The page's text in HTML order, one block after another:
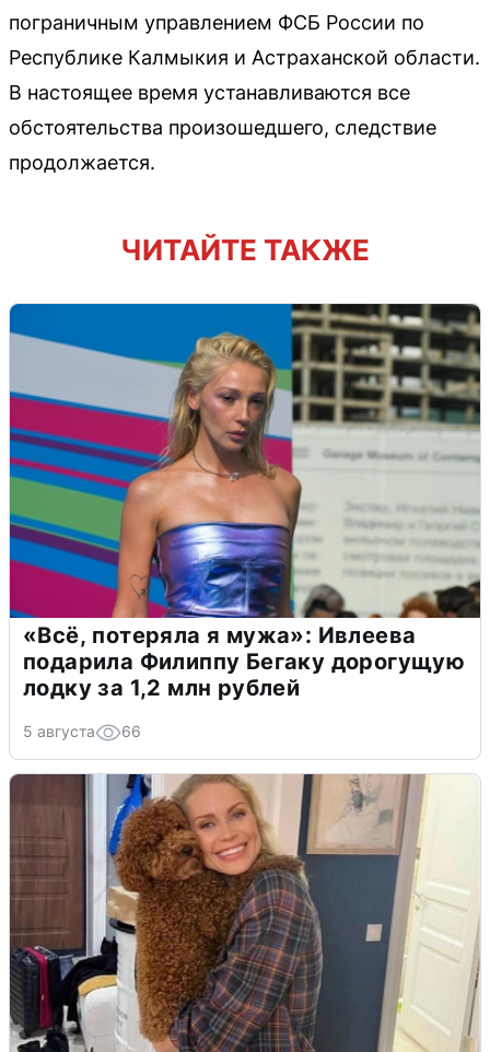
пограничным управлением ФСБ России по
Республике Калмыкия и Астраханской области.
В настоящее время устанавливаются все
обстоятельства произошедшего, следствие
продолжается.
ЧИТАЙТЕ ТАКЖЕ
«Всё, потеряла я мужа»: Ивлеева
подарила Филиппу Бегаку дорогущую
лодку за 1,2 млн рублей
5 августа 66